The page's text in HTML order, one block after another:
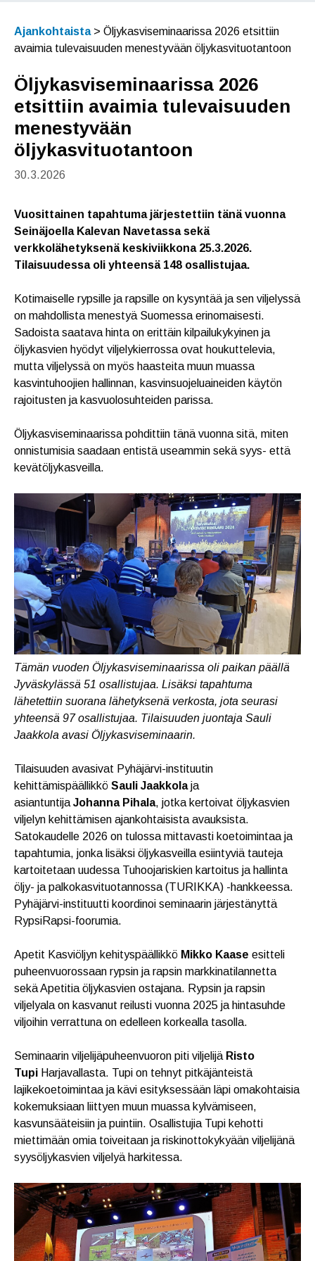
Ajankohtaista> Öljykasviseminaarissa 2026 etsittiin
avaimia tulevaisuuden menestyvään öljykasvituotantoon
Öljykasviseminaarissa 2026
etsittiin avaimia tulevaisuuden
menestyvään
öljykasvituotantoon
30.3.2026
Vuosittainen tapahtuma järjestettiin tänä vuonna
Seinäjoella Kalevan Navetassa sekä
verkkolähetyksenä keskiviikkona 25.3.2026.
Tilaisuudessa oli yhteensä 148 osallistujaa.
Kotimaiselle rypsille ja rapsille on kysyntää ja sen viljelyssä
on mahdollista menestyä Suomessa erinomaisesti.
Sadoista saatava hinta on erittäin kilpailukykyinen ja
öljykasvien hyödyt viljelykierrossa ovat houkuttelevia,
mutta viljelyssä on myös haasteita muun muassa
kasvintuhoojien hallinnan, kasvinsuojeluaineiden käytön
rajoitusten ja kasvuolosuhteiden parissa.
Öljykasviseminaarissa pohdittiin tänä vuonna sitä, miten
onnistumisia saadaan entistä useammin sekä syys- että
kevätöljykasveilla.
Tämän vuoden Öljykasviseminaarissa oli paikan päällä
Jyväskylässä 51 osallistujaa. Lisäksi tapahtuma
lähetettiin suorana lähetyksenä verkosta, jota seurasi
yhteensä 97 osallistujaa. Tilaisuuden juontaja Sauli
Jaakkola avasi Öljykasviseminaarin.
Tilaisuuden avasivat Pyhäjärvi-instituutin
kehittämispäällikkö Sauli Jaakkolaja
asiantuntija Johanna Pihala, jotka kertoivat öljykasvien
viljelyn kehittämisen ajankohtaisista avauksista.
Satokaudelle 2026 on tulossa mittavasti koetoimintaa ja
tapahtumia, jonka lisäksi öljykasveilla esiintyviä tauteja
kartoitetaan uudessa Tuhoojariskien kartoitus ja hallinta
öljy- ja palkokasvituotannossa (TURIKKA) -hankkeessa.
Pyhäjärvi-instituutti koordinoi seminaarin järjestänyttä
RypsiRapsi-foorumia.
Apetit Kasviöljyn kehityspäällikkö Mikko Kaase esitteli
puheenvuorossaan rypsin ja rapsin markkinatilannetta
sekä Apetitia öljykasvien ostajana. Rypsin ja rapsin
viljelyala on kasvanut reilusti vuonna 2025 ja hintasuhde
viljoihin verrattuna on edelleen korkealla tasolla.
Seminaarin viljelijäpuheenvuoron piti viljelijä Risto
Tupi Harjavallasta. Tupi on tehnyt pitkäjänteistä
lajikekoetoimintaa ja kävi esityksessään läpi omakohtaisia
kokemuksiaan liittyen muun muassa kylvämiseen,
kasvunsääteisiin ja puintiin. Osallistujia Tupi kehotti
miettimään omia toiveitaan ja riskinottokykyään viljelijänä
syysöljykasvien viljelyä harkitessa.